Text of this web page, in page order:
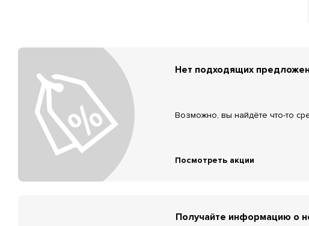
Нет подходящих
Возможно, вы найдёте что-то
Посмотреть акции
Получайте информацию о